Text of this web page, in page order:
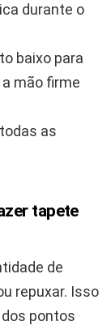
durante o
baixo para
mão firme
as
tapete
de
repuxar. Isso
pontos